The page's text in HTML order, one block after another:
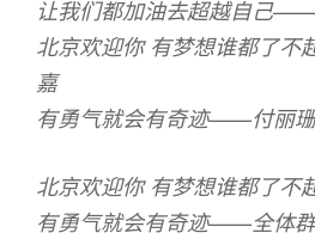
让我们都加油去超越自己
北京欢迎你 有梦想谁都了
嘉
有勇气就会有奇迹——付丽
北京欢迎你 有梦想谁都了
有勇气就会有奇迹——全体